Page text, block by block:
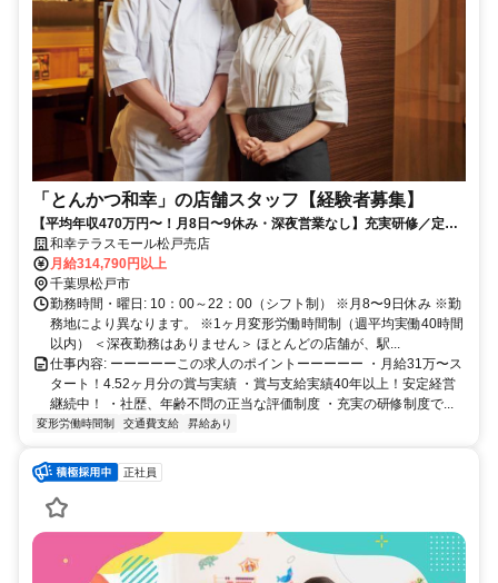
「とんかつ和幸」の店舗スタッフ【経験者募集】
【平均年収470万円〜！月8日〜9休み・深夜営業なし】充実研修／定着
率9割超／60年以上の黒字！安定系企業！
和幸テラスモール松戸売店
月給314,790円以上
千葉県松戸市
勤務時間・曜日: 10：00～22：00（シフト制） ※月8〜9日休み ※勤
務地により異なります。 ※1ヶ月変形労働時間制（週平均実働40時間
以内） ＜深夜勤務はありません＞ ほとんどの店舗が、駅...
仕事内容: ーーーーーこの求人のポイントーーーーー ・月給31万〜ス
タート！4.52ヶ月分の賞与実績 ・賞与支給実績40年以上！安定経営
継続中！ ・社歴、年齢不問の正当な評価制度 ・充実の研修制度で...
変形労働時間制 交通費支給 昇給あり
正社員